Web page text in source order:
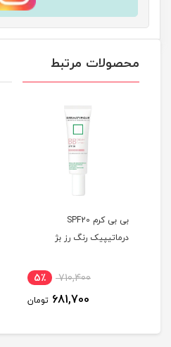
محصولات مرتبط
بی بی کرم SPF20
درماتیپیک رنگ رز بژ
710,400 5٪
681,700 تومان